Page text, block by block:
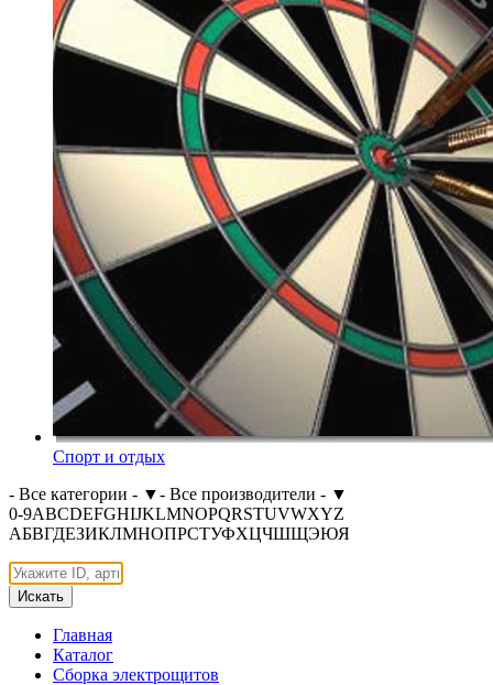
Спорт и отдых
- Все категории - ▼- Все производители - ▼
0-9ABCDEFGHIJKLMNOPQRSTUVWXYZ
АБВГДЕЗИКЛМНОПРСТУФХЦЧШЩЭЮЯ
Искать
Главная
Каталог
Сборка электрощитов